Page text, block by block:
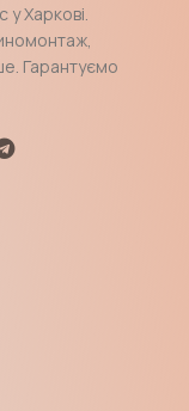
у Харкові.
Гарантуємо